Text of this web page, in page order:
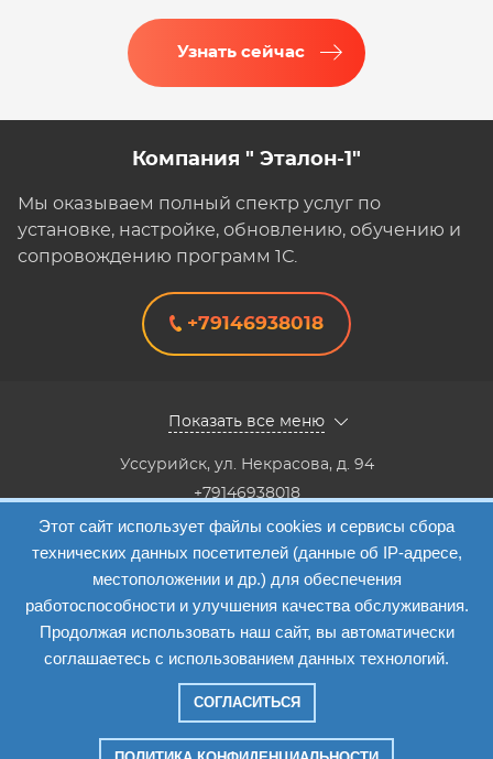
Этот сайт использует файлы cookies и сервисы сбора
технических данных посетителей (данные об IP-адресе,
местоположении и др.) для обеспечения
работоспособности и улучшения качества обслуживания.
Продолжая использовать наш сайт, вы автоматически
соглашаетесь с использованием данных технологий.
СОГЛАСИТЬСЯ
Узнать сейчас
Компания " Эталон-1"
Мы оказываем полный спектр услуг по
установке, настройке, обновлению, обучению и
сопровождению программ 1С.
+79146938018
Показать все меню
Уссурийск, ул. Некрасова, д. 94
+79146938018
8(4234) 333-147, 8(4234) 333-818,8(4234) 38-40-20,8(4234)